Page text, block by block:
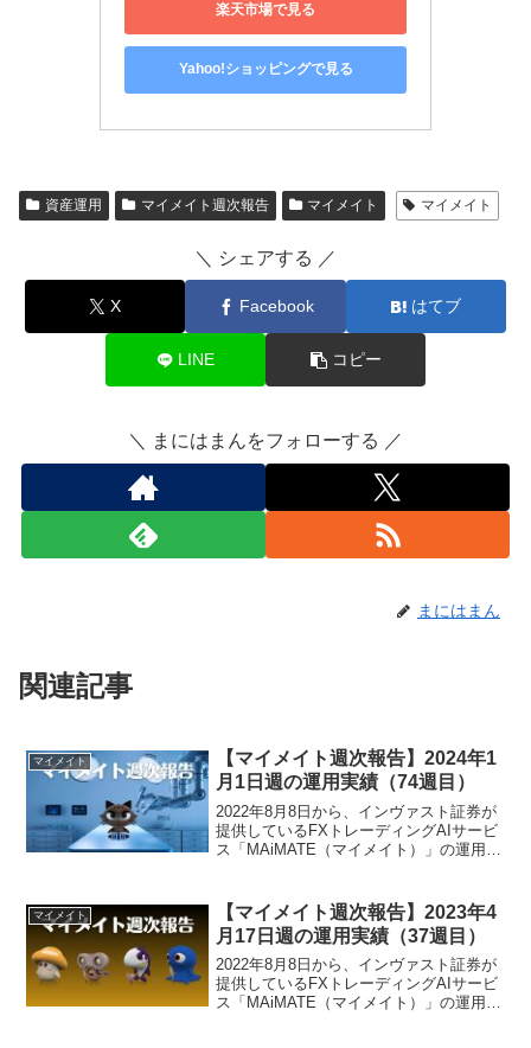
楽天市場で見る
Yahoo!ショッピングで見る
資産運用 マイメイト週次報告 マイメイト マイメイト
＼ シェアする ／
X Facebook はてブ
LINE コピー
＼ まにはまんをフォローする ／
まにはまん
関連記事
マイメイト
【マイメイト週次報告】2024年1
月1日週の運用実績（74週目）
2022年8月8日から、インヴァスト証券が
提供しているFXトレーディングAIサービ
ス「MAiMATE（マイメイト）」の運用を
いました。マイメイト運用実績（7...
マイメイト
【マイメイト週次報告】2023年4
月17日週の運用実績（37週目）
2022年8月8日から、インヴァスト証券が
提供しているFXトレーディングAIサービ
ス「MAiMATE（マイメイト）」の運用を